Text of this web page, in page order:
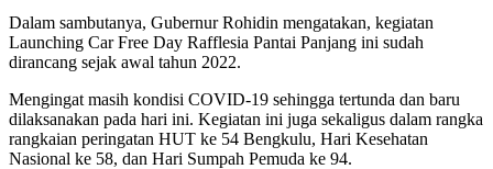
Dalam sambutanya, Gubernur Rohidin mengatakan, kegiatan
Launching Car Free Day Rafflesia Pantai Panjang ini sudah
dirancang sejak awal tahun 2022.
Mengingat masih kondisi COVID-19 sehingga tertunda dan baru
dilaksanakan pada hari ini. Kegiatan ini juga sekaligus dalam rangka
rangkaian peringatan HUT ke 54 Bengkulu, Hari Kesehatan
Nasional ke 58, dan Hari Sumpah Pemuda ke 94.